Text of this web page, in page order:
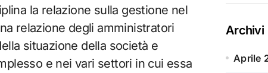
la relazione sulla gestione nel
relazione degli amministratori
situazione della società e
e nei vari settori in cui essa
Archivi
Aprile